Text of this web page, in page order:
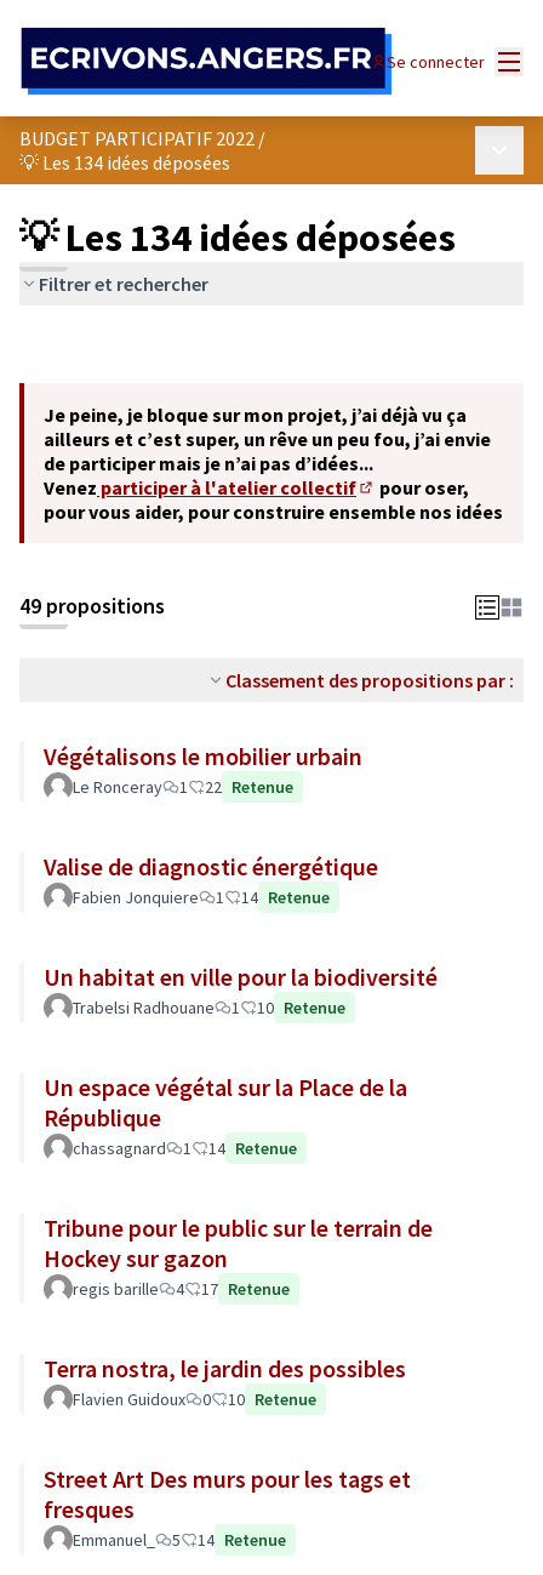
Se connecter
BUDGET PARTICIPATIF 2022 /
💡 Les 134 idées déposées
💡 Les 134 idées déposées
Filtrer et rechercher
Je peine, je bloque sur mon projet, j’ai déjà vu ça
ailleurs et c’est super, un rêve un peu fou, j’ai envie
de participer mais je n’ai pas d’idées...
Venez participer à l'atelier collectif
(S'ouvre dans un
pour oser,
pour vous aider, pour construire ensemble nos idées
49 propositions
Classement des propositions par :
Végétalisons le mobilier urbain
Le Ronceray 1 22 Retenue
Valise de diagnostic énergétique
Fabien Jonquiere 1 14 Retenue
Un habitat en ville pour la biodiversité
Trabelsi Radhouane 1 10 Retenue
Un espace végétal sur la Place de la
République
chassagnard 1 14 Retenue
Tribune pour le public sur le terrain de
Hockey sur gazon
regis barille 4 17 Retenue
Terra nostra, le jardin des possibles
Flavien Guidoux 0 10 Retenue
Street Art Des murs pour les tags et
fresques
Emmanuel_ 5 14 Retenue